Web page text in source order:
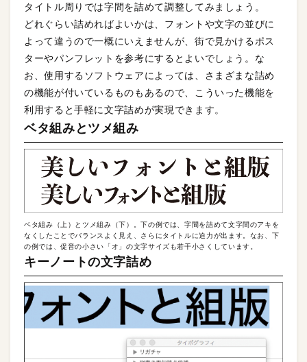
タイトル周りでは字間を詰めて調整してみましょう。
どれぐらい詰めればよいかは、フォントや文字の並びに
よって違うので一概にいえませんが、街で見かけるポス
ターやパンフレットを参考にするとよいでしょう。な
お、使用するソフトウェアによっては、さまざまな詰め
の機能が付いているものもあるので、こういった機能を
利用すると手軽に文字詰めが実現できます。
ベタ組みとツメ組み
ベタ組み（上）とツメ組み（下）。下の例では、字間を詰めて文字間のアキを
なくしたことでバランスよく見え、さらにタイトルに迫力が出ます。なお、下
の例では、促音の小さい「オ」の文字サイズも若干小さくしています。
キーノートの文字詰め